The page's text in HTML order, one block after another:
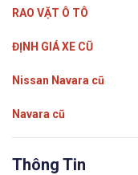
RAO VẶT Ô TÔ
ĐỊNH GIÁ XE CŨ
Nissan Navara cũ
Navara cũ
Thông Tin